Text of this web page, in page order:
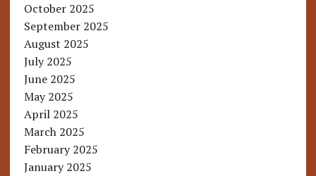
October 2025
September 2025
August 2025
July 2025
June 2025
May 2025
April 2025
March 2025
February 2025
January 2025